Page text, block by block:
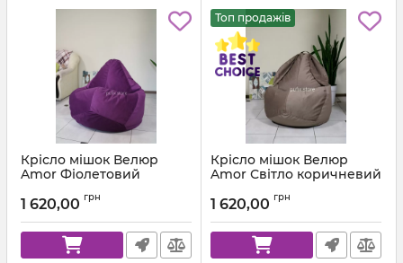
Крісло мішок Велюр
Amor Фіолетовий
1 620,00 грн
Топ продажів
Крісло мішок Велюр
Amor Світло коричневий
1 620,00 грн